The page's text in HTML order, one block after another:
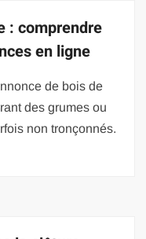
: comprendre
en ligne
de bois de
des grumes ou
non tronçonnés.